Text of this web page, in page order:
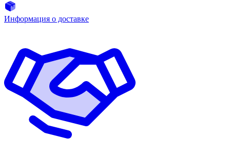
Информация о доставке